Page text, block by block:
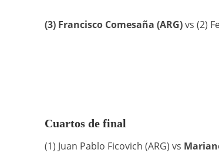
(3) Francisco Comesaña (ARG)vs (2)
Cuartos de final
(1) Juan Pablo Ficovich (ARG) vs